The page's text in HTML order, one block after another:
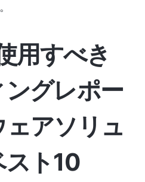
用すべき
グレポー
ェアソリュ
スト10